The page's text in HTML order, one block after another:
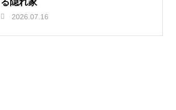
る隠れ家
2026.07.16